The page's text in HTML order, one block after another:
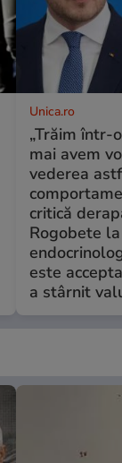
Unica.ro
„Trăim într-
mai avem
vederea
critică
Rogobete
este
a stârnit